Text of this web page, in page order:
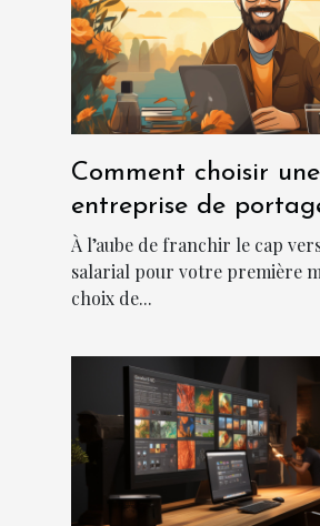
Comment choisir une
entreprise de
?
À l’aube de franchir le cap
salarial pour votre première
choix de...